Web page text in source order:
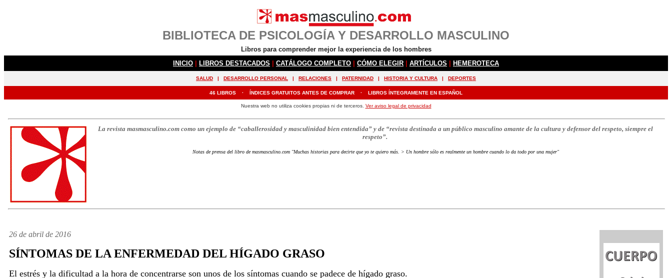
26 de abril de 2016
SÍNTOMAS DE LA ENFERMEDAD DEL HÍGADO GRASO
El estrés y la dificultad a la hora de concentrarse son unos de los síntomas cuando se padece de hígado graso.